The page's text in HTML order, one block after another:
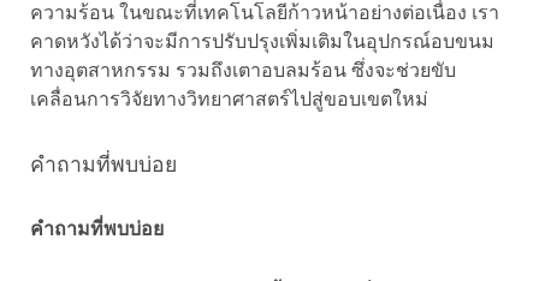
ความร้อน ในขณะที่เทคโนโลยีก้าวหน้าอย่างต่อเนื่อง เรา
คาดหวังได้ว่าจะมีการปรับปรุงเพิ่มเติมในอุปกรณ์อบขนม
ทางอุตสาหกรรม รวมถึงเตาอบลมร้อน ซึ่งจะช่วยขับ
เคลื่อนการวิจัยทางวิทยาศาสตร์ไปสู่ขอบเขตใหม่
คำถามที่พบบ่อย
คำถามที่พบบ่อย